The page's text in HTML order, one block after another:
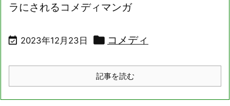
ラにされるコメディマンガ
 2023年12月23日  コメディ
記事を読む